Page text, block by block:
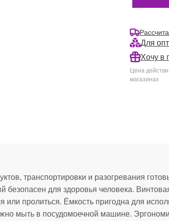
Для
Хочу в
Цена
магазинах
транспортировки и разогревания
безопасен для здоровья человека.
пролиться. Ёмкость пригодна для
мыть в посудомоечной машине.